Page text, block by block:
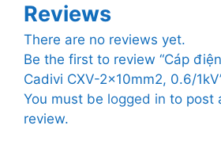
Reviews
There are no reviews yet.
Be the first to review “Cáp điện
Cadivi CXV-2x10mm2, 0.6/
You must be logged in to post
review.